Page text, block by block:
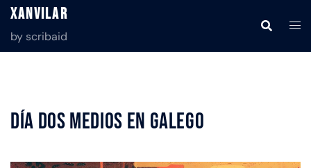
Xanvilar
by scribaid
Día dos medios en galego